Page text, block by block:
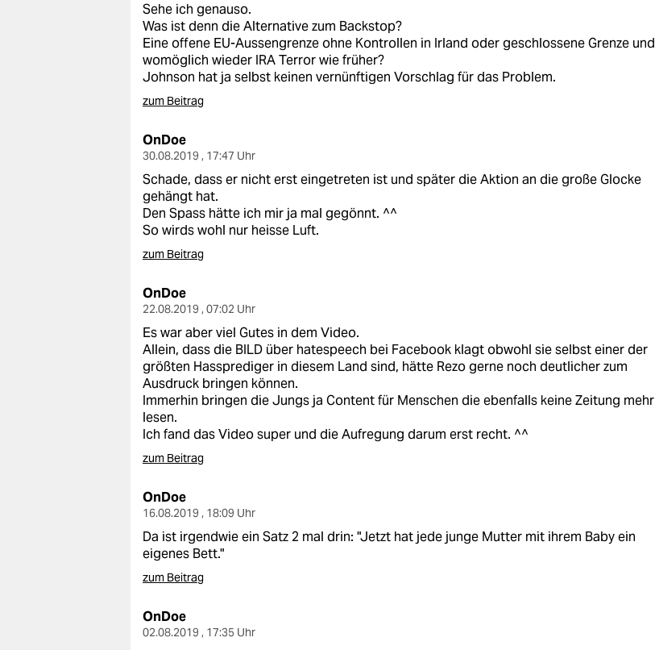
Sehe ich genauso.
Was ist denn die Alternative zum Backstop?
Eine offene EU-Aussengrenze ohne Kontrollen in Irland oder geschlossene Grenze und
womöglich wieder IRA Terror wie früher?
Johnson hat ja selbst keinen vernünftigen Vorschlag für das Problem.
zum Beitrag
OnDoe
30.08.2019 , 17:47 Uhr
Schade, dass er nicht erst eingetreten ist und später die Aktion an die große Glocke
gehängt hat.
Den Spass hätte ich mir ja mal gegönnt. ^^
So wirds wohl nur heisse Luft.
zum Beitrag
OnDoe
22.08.2019 , 07:02 Uhr
Es war aber viel Gutes in dem Video.
Allein, dass die BILD über hatespeech bei Facebook klagt obwohl sie selbst einer der
größten Hassprediger in diesem Land sind, hätte Rezo gerne noch deutlicher zum
Ausdruck bringen können.
Immerhin bringen die Jungs ja Content für Menschen die ebenfalls keine Zeitung mehr
lesen.
Ich fand das Video super und die Aufregung darum erst recht. ^^
zum Beitrag
OnDoe
16.08.2019 , 18:09 Uhr
Da ist irgendwie ein Satz 2 mal drin: "Jetzt hat jede junge Mutter mit ihrem Baby ein
eigenes Bett."
zum Beitrag
OnDoe
02.08.2019 , 17:35 Uhr